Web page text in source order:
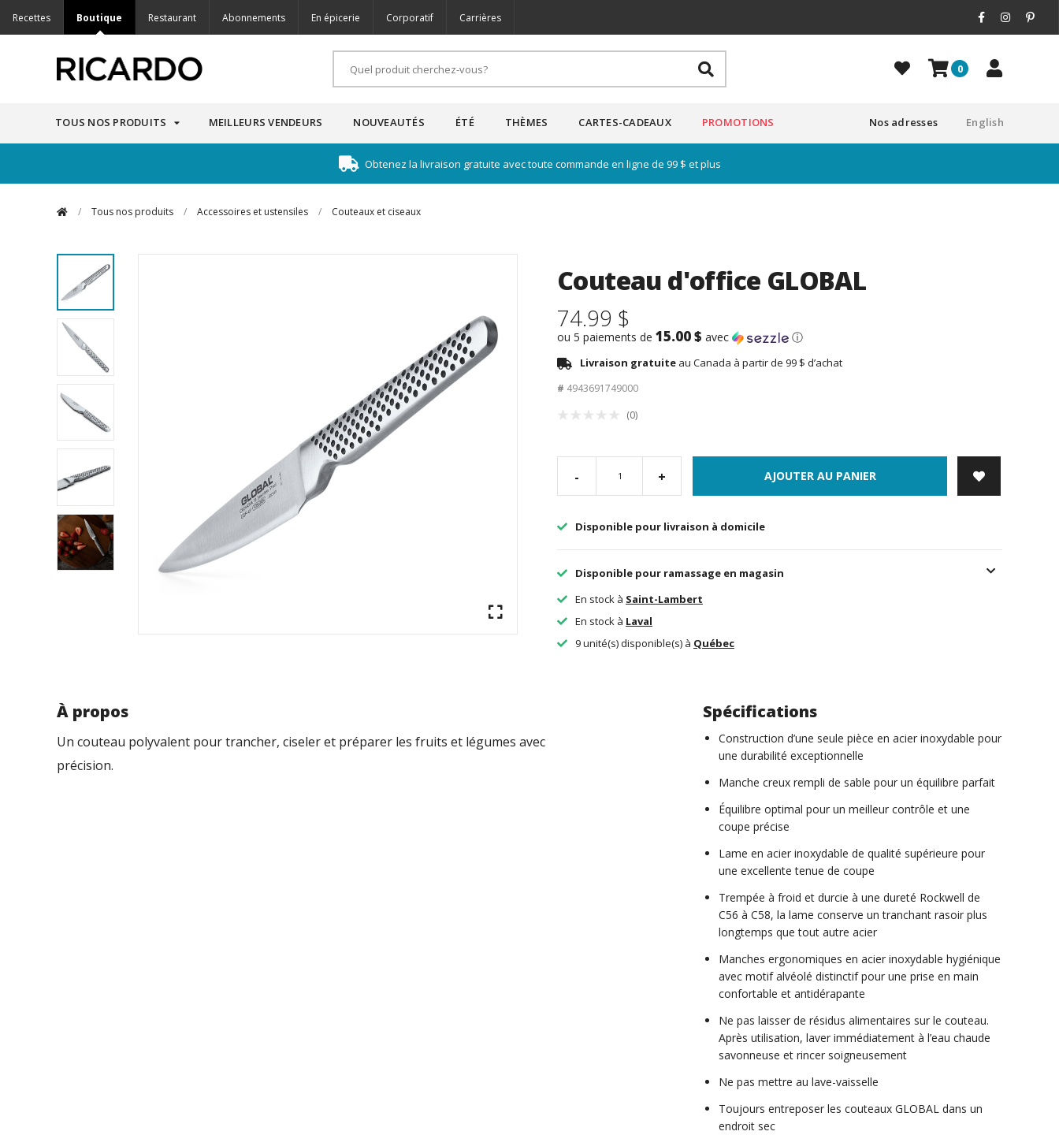
Recettes Boutique Restaurant Abonnements En épicerie Corporatif Carrières
0
TOUS NOS PRODUITS MEILLEURS VENDEURS NOUVEAUTÉS ÉTÉ THÈMES CARTES-CADEAUX PROMOTIONS English
Nos adresses
Obtenez la livraison gratuite avec toute commande en ligne de 99 $ et plus
/ Tous nos produits / Accessoires et ustensiles / Couteaux et ciseaux
Couteau d'office GLOBAL
74.99 $
ou 5 paiements de 15.00 $ avec ⓘ
Livraison gratuite au Canada à partir de 99 $ d’achat
# 4943691749000
(0)
- + AJOUTER AU PANIER
Disponible pour livraison à domicile
Disponible pour ramassage en magasin
En stock à Saint-Lambert
En stock à Laval
9 unité(s) disponible(s) à Québec
À propos
Un couteau polyvalent pour trancher, ciseler et préparer les fruits et légumes avec
précision.
Spécifications
Construction d’une seule pièce en acier inoxydable pour
une durabilité exceptionnelle
Manche creux rempli de sable pour un équilibre parfait
Équilibre optimal pour un meilleur contrôle et une
coupe précise
Lame en acier inoxydable de qualité supérieure pour
une excellente tenue de coupe
Trempée à froid et durcie à une dureté Rockwell de
C56 à C58, la lame conserve un tranchant rasoir plus
longtemps que tout autre acier
Manches ergonomiques en acier inoxydable hygiénique
avec motif alvéolé distinctif pour une prise en main
confortable et antidérapante
Ne pas laisser de résidus alimentaires sur le couteau.
Après utilisation, laver immédiatement à l’eau chaude
savonneuse et rincer soigneusement
Ne pas mettre au lave-vaisselle
Toujours entreposer les couteaux GLOBAL dans un
endroit sec